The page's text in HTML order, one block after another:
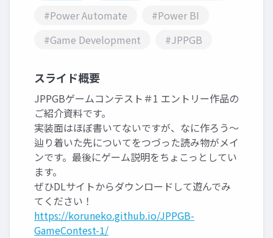
#Power Automate
#Power BI
#Game Development
#JPPGB
スライド概要
JPPGBゲームコンテスト＃1 エントリー作品の
ご紹介資料です。
実装面はほぼ書いてないですが、なに作ろう～
辿り着いた先についてをつづった読み物がメイ
ンです。最後にゲーム説明をちょこっとしてい
ます。
ぜひDLサイトからダウンロードして遊んでみ
てください！
https://koruneko.github.io/JPPGB-
GameContest-1/